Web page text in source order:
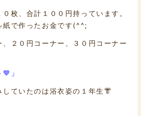
枚、合計１００円持っています。
紙で作ったお金です(^^;
２０円コーナー、３０円コーナー
」
ていたのは浴衣姿の１年生👘